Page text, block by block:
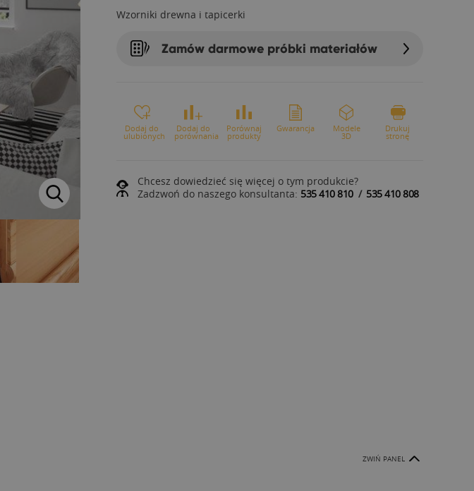
Wzorniki drewna i tapicerki
Zamów darmowe próbki materiałów
Dodaj do
ulubionych
Dodaj do
porównania
Porównaj
produkty
Gwarancja Modele
3D
Drukuj
stronę
Chcesz dowiedzieć się więcej o tym produkcie?
Zadzwoń do naszego konsultanta: 535 410 810/ 535 410 808
ZWIŃ PANEL